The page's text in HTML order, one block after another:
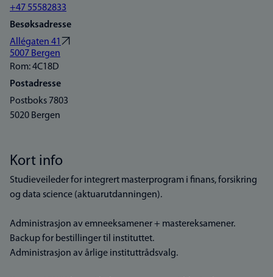
+47 55582833
Besøksadresse
Allégaten 41
5007 Bergen
Rom: 4C18D
Postadresse
Postboks 7803
5020 Bergen
Kort info
Studieveileder for integrert masterprogram i finans, forsikring
og data science (aktuarutdanningen).
Administrasjon av emneeksamener + mastereksamener.
Backup for bestillinger til instituttet.
Administrasjon av årlige instituttrådsvalg.